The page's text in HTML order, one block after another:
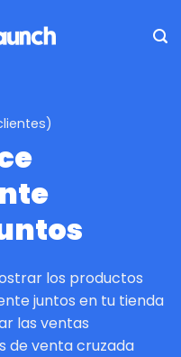
los productos
juntos en tu tienda
las ventas
de venta cruzada